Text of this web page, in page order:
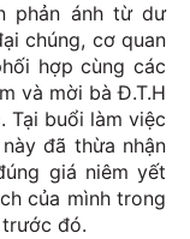
phản ánh từ dư
chúng, cơ quan
hợp cùng các
và mời bà Đ.T.H
Tại buổi làm việc
đã thừa nhận
giá niêm yết
của mình trong
đó.